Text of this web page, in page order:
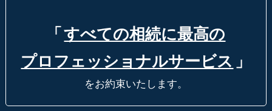
「 すべての相続に最高の
プロフェッショナルサービス 」
をお約束いたします。